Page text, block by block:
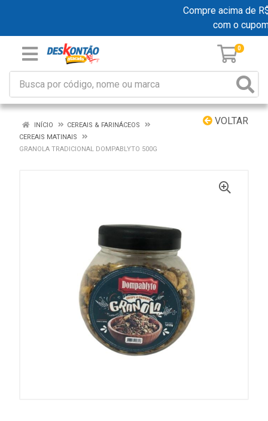
Compre acima de
com o
0
VOLTAR
INÍCIO
CEREAIS & FARINÁCEOS
CEREAIS MATINAIS
GRANOLA TRADICIONAL DOMPABLYTO 500G